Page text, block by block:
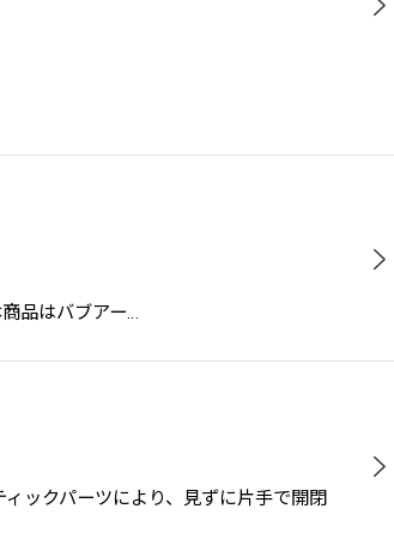
品はバブアー…
ックパーツにより、見ずに片手で開閉